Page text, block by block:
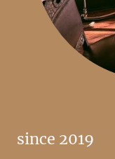
since 2019